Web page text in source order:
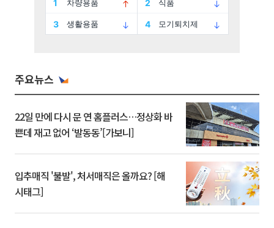
주요뉴스
22일 만에 다시 문 연 홈플러스…정상화 바
쁜데 재고 없어 ‘발동동’[가보니]
입추매직 '불발', 처서매직은 올까요? [해
시태그]